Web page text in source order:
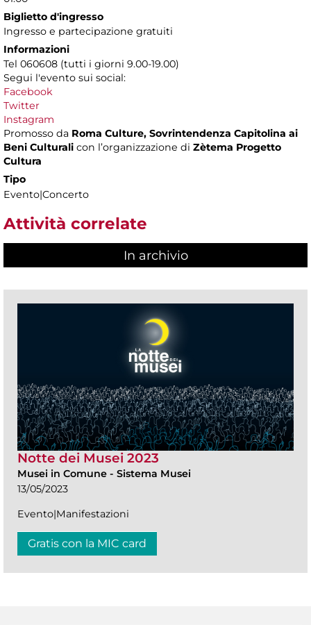
Biglietto d'ingresso
Ingresso e partecipazione gratuiti
Informazioni
Tel 060608 (tutti i giorni 9.00-19.00)
Segui l'evento sui social:
Facebook
Twitter
Instagram
Promosso da Roma Culture, Sovrintendenza Capitolina ai
Beni Culturali con l’organizzazione di Zètema Progetto
Cultura
Tipo
Evento|Concerto
Attività correlate
In archivio
Notte dei Musei 2023
Musei in Comune - Sistema Musei
13/05/2023
Evento|Manifestazioni
Gratis con la MIC card